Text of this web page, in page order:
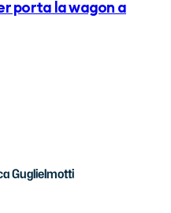
porta la wagon a
Guglielmotti